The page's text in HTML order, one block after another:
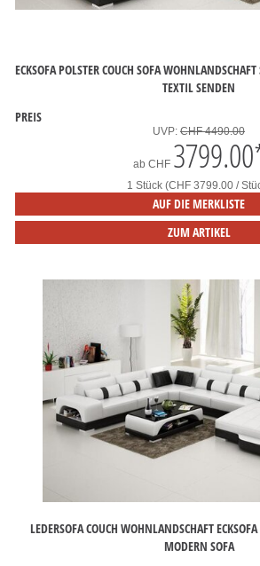
ECKSOFA POLSTER COUCH SOFA
TEXTIL SENDEN
PREIS
UVP: CHF 4490.00
ab CHF 3799.00
1 Stück (CHF 3799.00 /
AUF DIE MERKLISTE
ZUM ARTIKEL
LEDERSOFA COUCH WOHNLANDSCHAFT
MODERN SOFA